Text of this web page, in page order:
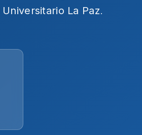
La Paz.